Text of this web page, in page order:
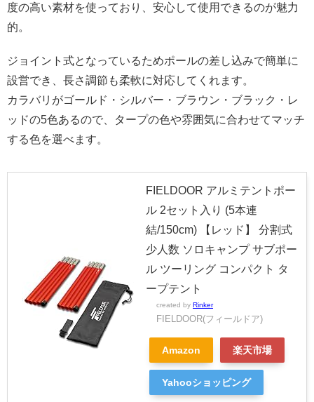
度の高い素材を使っており、安心して使用できるのが魅力
的。
ジョイント式となっているためポールの差し込みで簡単に
設営でき、長さ調節も柔軟に対応してくれます。
カラバリがゴールド・シルバー・ブラウン・ブラック・レ
ッドの5色あるので、タープの色や雰囲気に合わせてマッチ
する色を選べます。
FIELDOOR アルミテントポー
ル 2セット入り (5本連
結/150cm) 【レッド】 分割式
少人数 ソロキャンプ サブポー
ル ツーリング コンパクト タ
ープテント
created by Rinker
FIELDOOR(フィールドア)
Amazon 楽天市場
Yahooショッピング